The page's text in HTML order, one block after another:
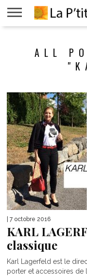
VIVRE
PROPOSALL
| 7 octobre 2016
KARL
classique
Karl Lagerfeld est le
porter et accessoires de